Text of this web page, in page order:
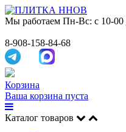
Мы работаем Пн-Вс: с 10-00
8-908-158-84-68
Корзина
Ваша корзина пуста
Каталог товаров